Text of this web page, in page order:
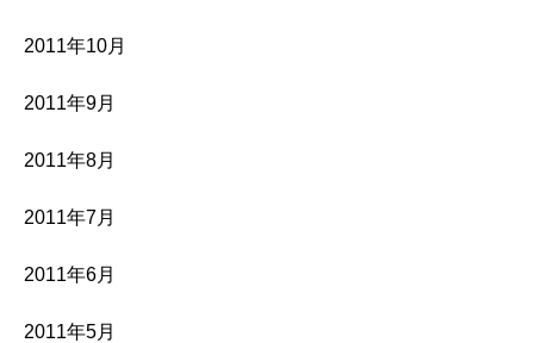
2011年10月
2011年9月
2011年8月
2011年7月
2011年6月
2011年5月